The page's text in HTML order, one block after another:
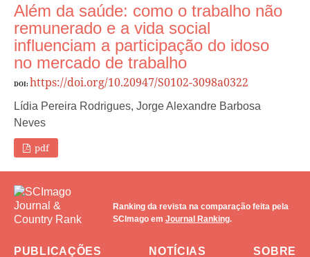
Além da saúde: como o trabalho não
remunerado e a vida social
influenciam a participação do idoso
no mercado de trabalho
DOI: https://doi.org/10.20947/S0102-3098a0322
Lídia Pereira Rodrigues, Jorge Alexandre Barbosa
Neves
pdf
Ranking da revista na comparação feita pela
SCImago em Journal Ranking.
PUBLICAÇÕES NOTÍCIAS SOBRE